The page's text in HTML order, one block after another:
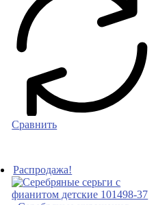
Сравнить
Распродажа!